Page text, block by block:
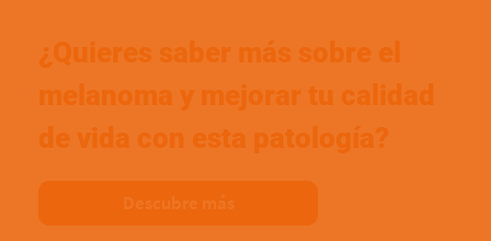
¿Quieres saber más sobre el
melanoma y mejorar tu calidad
de vida con esta patología?
Descubre más